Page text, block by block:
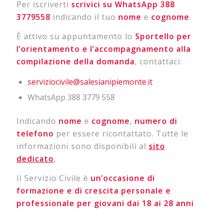
Per iscriverti scrivici su WhatsApp 388
3779558 indicando il tuo nome e cognome.
È attivo su appuntamento lo Sportello per
l’orientamento e l’accompagnamento alla
compilazione della domanda, contattaci:
serviziocivile@salesianipiemonte.it
WhatsApp 388 3779 558
Indicando nome e cognome, numero di
telefono per essere ricontattato. Tutte le
informazioni sono disponibili al sito
dedicato,
Il Servizio Civile è un’occasione di
formazione e di crescita personale e
professionale per giovani dai 18 ai 28 anni